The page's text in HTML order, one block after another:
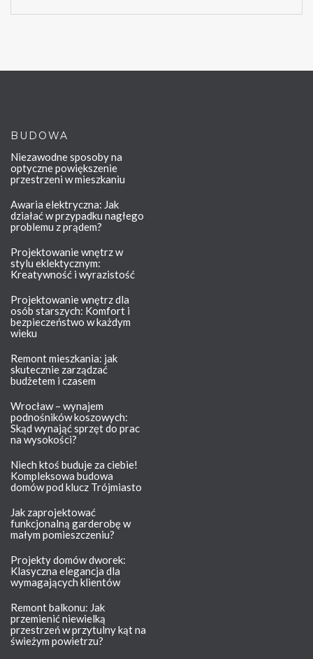
BUDOWA
Niezawodne sposoby na
optyczne powiększenie
przestrzeni w mieszkaniu
Awaria elektryczna: Jak
działać w przypadku nagłego
problemu z prądem?
Projektowanie wnętrz w
stylu eklektycznym:
Kreatywność i wyrazistość
Projektowanie wnętrz dla
osób starszych: Komfort i
bezpieczeństwo w każdym
wieku
Remont mieszkania: jak
skutecznie zarządzać
budżetem i czasem
Wrocław – wynajem
podnośników koszowych:
Skąd wynająć sprzęt do prac
na wysokości?
Niech ktoś buduje za ciebie!
Kompleksowa budowa
domów pod klucz Trójmiasto
Jak zaprojektować
funkcjonalną garderobę w
małym pomieszczeniu?
Projekty domów dworek:
Klasyczna elegancja dla
wymagających klientów
Remont balkonu: Jak
przemienić niewielką
przestrzeń w przytulny kąt na
świeżym powietrzu?